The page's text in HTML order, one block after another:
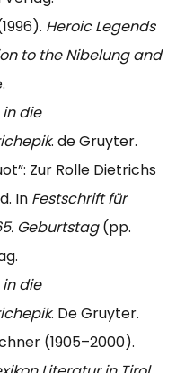
Heroic Legends
to the Nibelung and
die
. de Gruyter.
Zur Rolle Dietrichs
In Festschrift für
Geburtstag(pp.
die
. De Gruyter.
(1905–2000).